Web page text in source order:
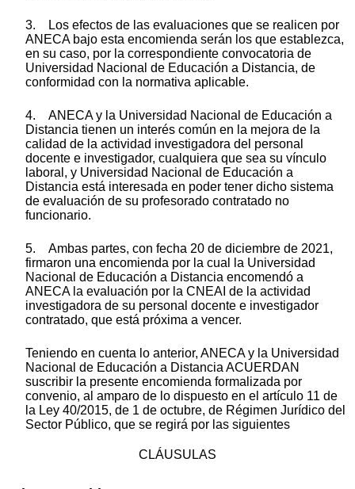
3. Los efectos de las evaluaciones que se realicen por
ANECA bajo esta encomienda serán los que establezca,
en su caso, por la correspondiente convocatoria de
Universidad Nacional de Educación a Distancia, de
conformidad con la normativa aplicable.
4. ANECA y la Universidad Nacional de Educación a
Distancia tienen un interés común en la mejora de la
calidad de la actividad investigadora del personal
docente e investigador, cualquiera que sea su vínculo
laboral, y Universidad Nacional de Educación a
Distancia está interesada en poder tener dicho sistema
de evaluación de su profesorado contratado no
funcionario.
5. Ambas partes, con fecha 20 de diciembre de 2021,
firmaron una encomienda por la cual la Universidad
Nacional de Educación a Distancia encomendó a
ANECA la evaluación por la CNEAI de la actividad
investigadora de su personal docente e investigador
contratado, que está próxima a vencer.
Teniendo en cuenta lo anterior, ANECA y la Universidad
Nacional de Educación a Distancia ACUERDAN
suscribir la presente encomienda formalizada por
convenio, al amparo de lo dispuesto en el artículo 11 de
la Ley 40/2015, de 1 de octubre, de Régimen Jurídico del
Sector Público, que se regirá por las siguientes
CLÁUSULAS